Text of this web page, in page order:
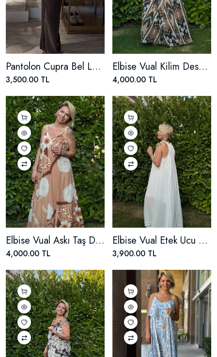
Pantolon Cupra Bel Lastik Detaylı
3,500.00 TL
Elbise Vual Kilim Desenli
4,000.00 TL
Elbise Vual Askı Taş Detaylı
4,000.00 TL
Elbise Vual Etek Ucu Dantel
3,900.00 TL